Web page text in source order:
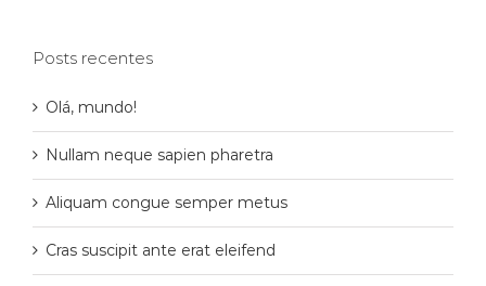
Posts recentes
Olá, mundo!
Nullam neque sapien pharetra
Aliquam congue semper metus
Cras suscipit ante erat eleifend